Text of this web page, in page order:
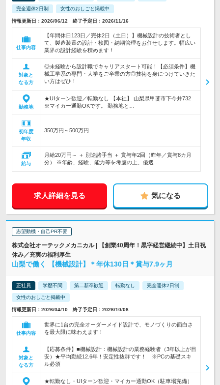
完全週休2日制 女性のおしごと掲載中
情報更新日：2026/06/12 終了予定日：2026/11/16
仕事内容
【年間休日123日／完休2日（土日）】機械設計の技術者とし
て、製造装置の設計・検図・納期管理をお任せします。幅広い
業界の設計経験を積めます！
対象と
なる方
◎未経験から設計職でキャリアスタート可能！【必須条件】機
械工学系の専門・大学をご卒業の方◎技術を身につけていきた
い方はぜひ！
勤務地
★UIターン歓迎／転勤なし 【本社】 山梨県甲斐市下今井732
※マイカー通勤OKです。 勤務地と…
初年度
年収
350万円～500万円
給与
月給20万円～ ＋ 別途諸手当 ＋ 賞与年2回（昨年／賞与8カ月
分） ※年齢、経験、能力等を考慮の上、優遇…
求人詳細を見る 気になる
志望動機・自己PR不要
株式会社オーテックメカニカル | 【創業40周年！黒字経営継続中】土日祝
休み／充実の福利厚生
山梨で働く 【機械設計】＊年休130日＊賞与7.9ヶ月
正社員 学歴不問 第二新卒歓迎 転勤なし 完全週休2日制
女性のおしごと掲載中
情報更新日：2026/04/10 終了予定日：2026/10/08
仕事内容
世界に1台の完全オーダーメイド設計で、モノづくりの面白さ
を最大限に味わえます！
対象と
なる方
【応募条件】■機械設計：機械設計の業務経験者（3年以上が目
安）★平均勤続12.6年！安定性抜群です！ ※PCの基礎スキ
ル必須
★転勤なし・UIターン歓迎・マイカー通勤OK（駐車場完備）